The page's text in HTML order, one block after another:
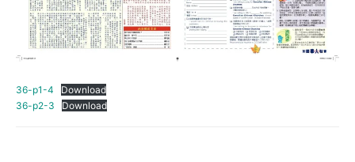
36-p1-4
Download
36-p2-3
Download